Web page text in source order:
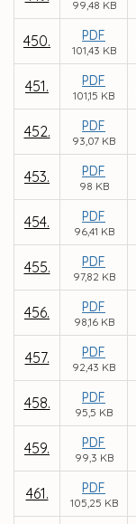
99,48 KB
450. PDF
101,43 KB
451. PDF
101,15 KB
452. PDF
93,07 KB
453. PDF
98 KB
454. PDF
96,41 KB
455. PDF
97,82 KB
456. PDF
98,16 KB
457. PDF
92,43 KB
458. PDF
95,5 KB
459. PDF
99,3 KB
461. PDF
105,25 KB